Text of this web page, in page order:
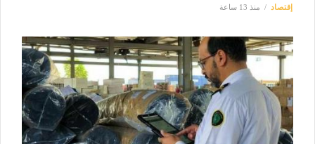
إقتصاد منذ 13 ساعة